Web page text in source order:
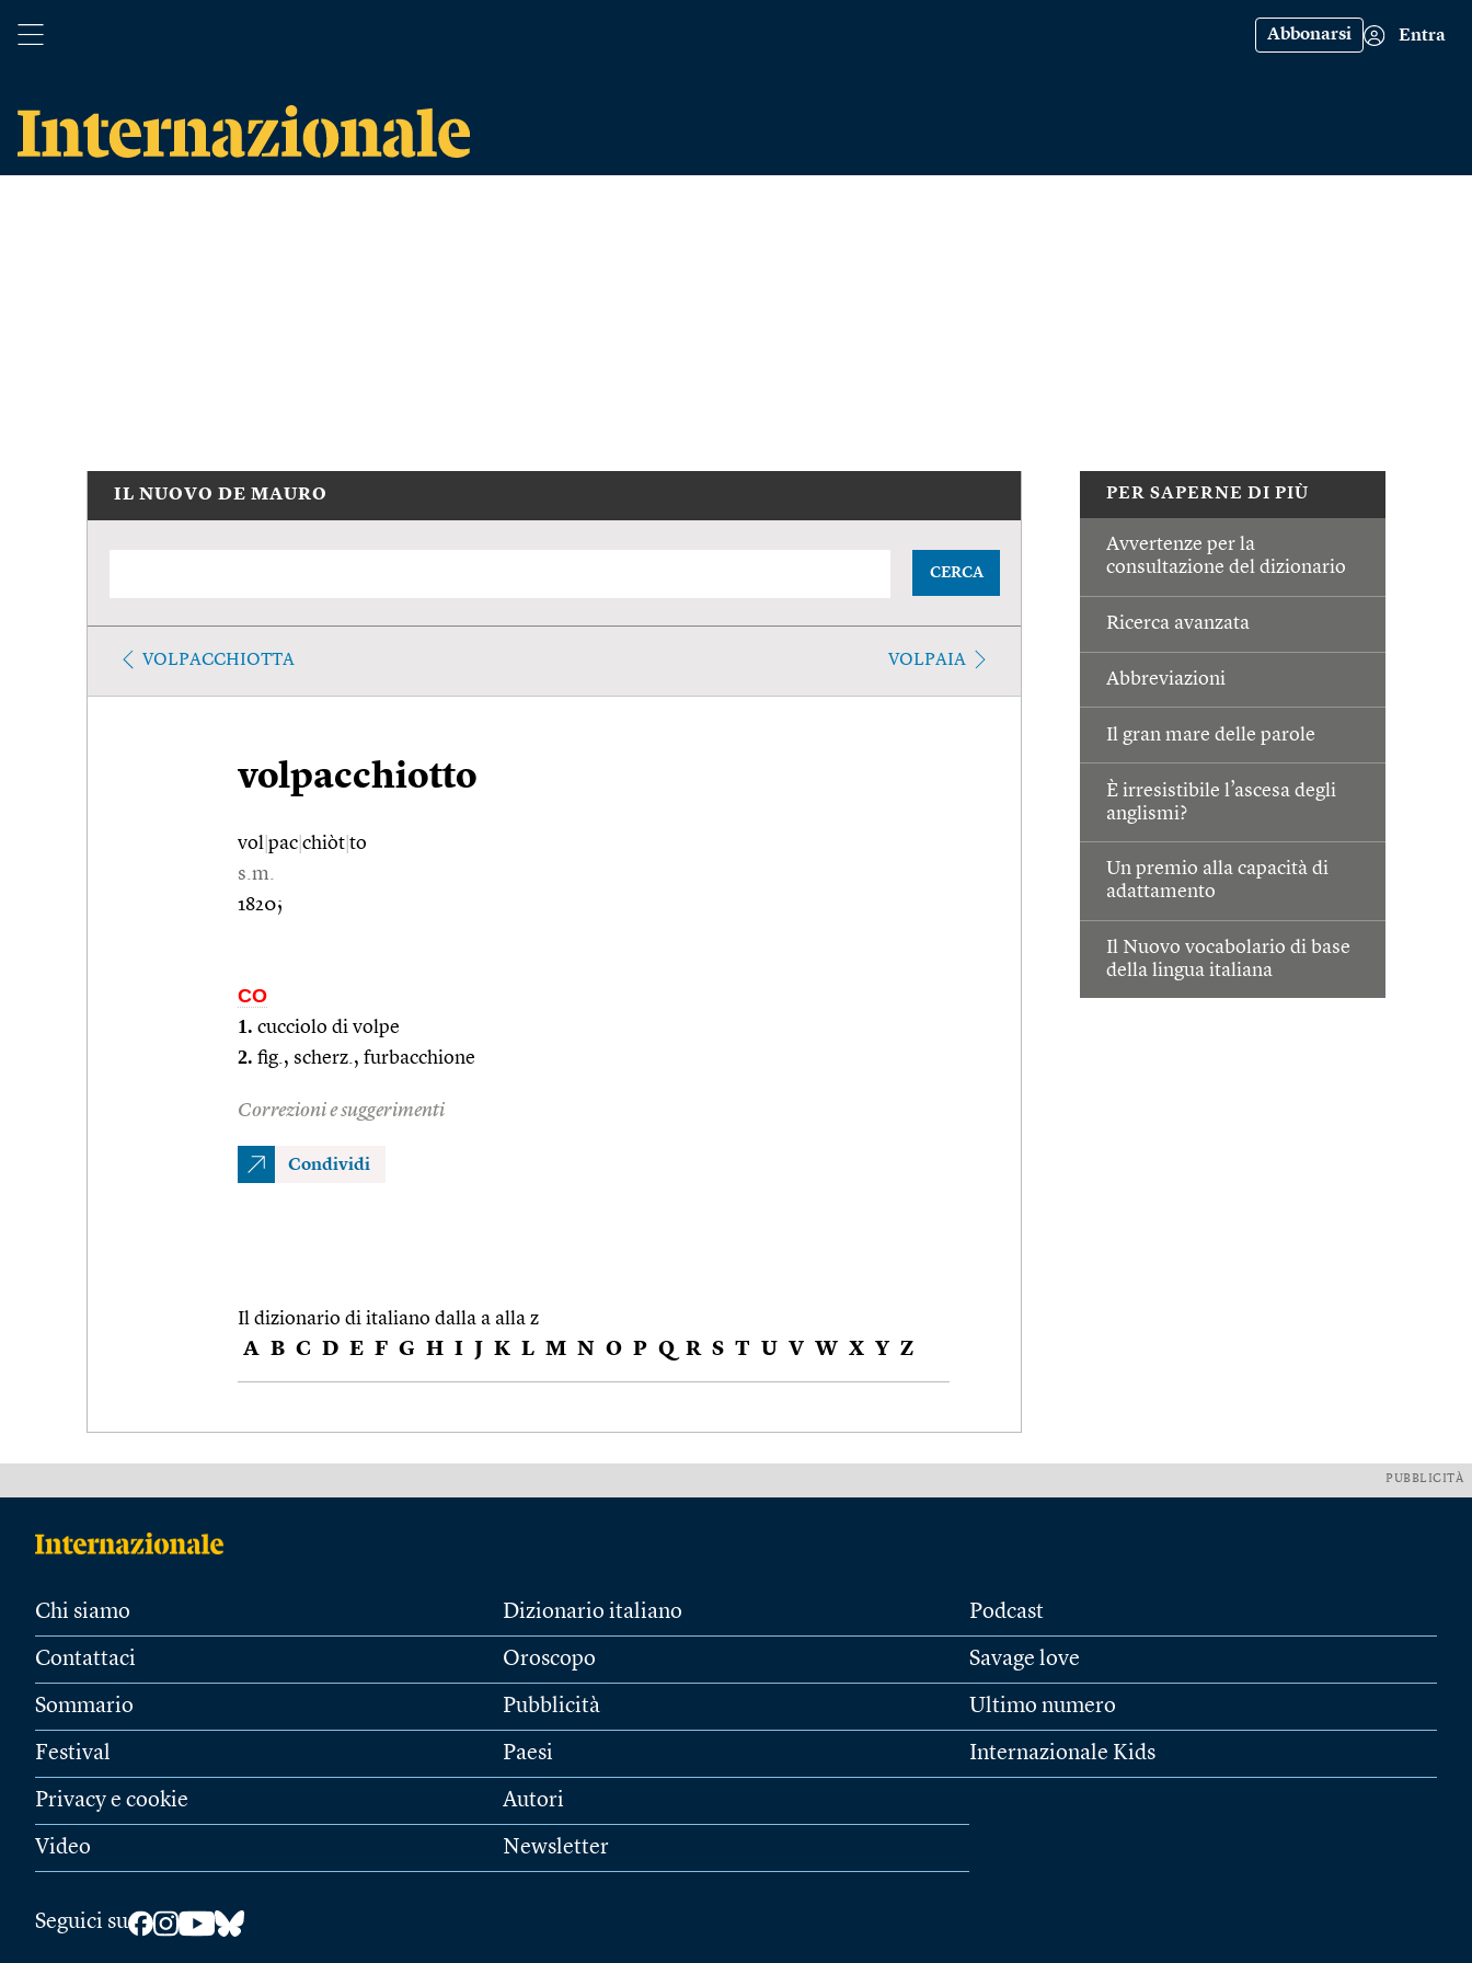
Abbonarsi Entra
PER SAPERNE DI PIÙ
Avvertenze per la
consultazione del dizionario
Ricerca avanzata
Abbreviazioni
Il gran mare delle parole
È irresistibile l’ascesa degli
anglismi?
Un premio alla capacità di
adattamento
Il Nuovo vocabolario di base
della lingua italiana
IL NUOVO DE MAURO
CERCA
VOLPACCHIOTTA VOLPAIA
volpacchiotto
vol pac chiòt to
s.m.
1820;
CO
1. cucciolo di volpe
2. fig., scherz., furbacchione
Correzioni e suggerimenti
Condividi
Il dizionario di italiano dalla a alla z
A B C D E F G H I J K L M N O P Q R S T U V W X Y Z
PUBBLICITÀ
Chi siamo
Contattaci
Sommario
Festival
Privacy e cookie
Video
Dizionario italiano
Oroscopo
Pubblicità
Paesi
Autori
Newsletter
Podcast
Savage love
Ultimo numero
Internazionale Kids
Seguici su